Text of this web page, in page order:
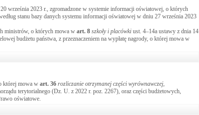
września 2023 r., zgromadzone w systemie informacji oświatowej, o których
stanu bazy danych systemu informacji oświatowej w dniu 27 września 2023
ministrów, o których mowa w art. 8 szkoły i placówki ust. 4–14a ustawy z dnia 14
budżetu państwa, z przeznaczeniem na wypłatę nagrody, o której mowa w
której mowa w art. 36 rozliczanie otrzymanej części wyrównawczej,
terytorialnego (Dz. U. z 2022 r. poz. 2267), oraz części budżetowych,
oświatowe.